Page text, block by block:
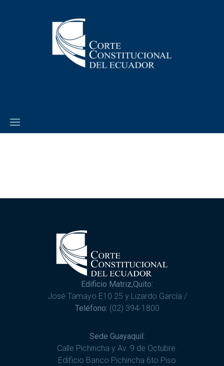
Edificio Matriz,Quito:
José Tamayo E10 25 y Lizardo García /
Teléfono: (02) 394-1800
Sede Guayaquil:
Calle Pichincha y Av. 9 de Octubre.
Edificio Banco Pichincha 6to Piso